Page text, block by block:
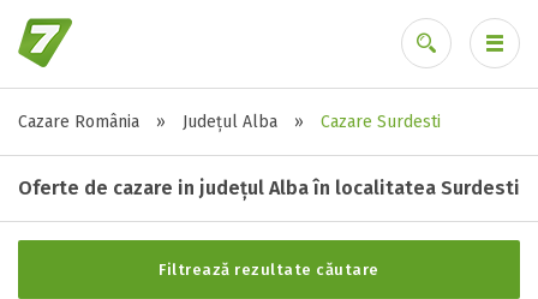
Cazare România » Județul Alba » Cazare Surdesti
Oferte de cazare in județul Alba în localitatea Surdesti
Filtrează rezultate căutare
Stele / margarete
Neclasificat
2 stele / margarete
3 stele / margarete